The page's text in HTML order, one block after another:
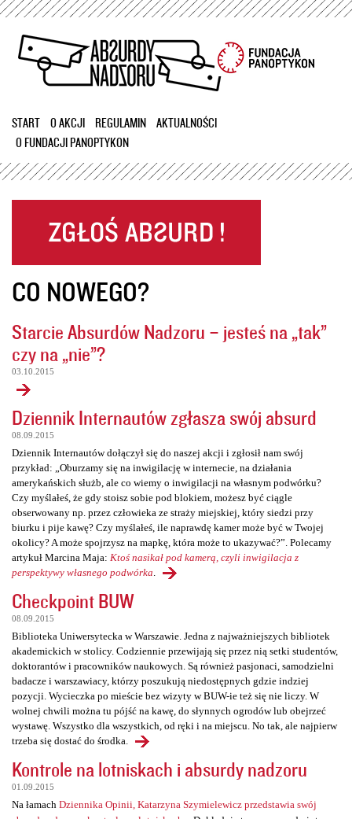
Przejdź
treści
START O AKCJI REGULAMIN
AKTUALNOŚCI
O FUNDACJI PANOPTYKON
CO NOWEGO?
Starcie Absurdów Nadzoru – jesteś na „tak”
czy na „nie”?
03.10.2015
Dziennik Internautów zgłasza swój absurd
08.09.2015
Dziennik Internautów dołączył się do naszej akcji i zgłosił nam swój
przykład: „Oburzamy się na inwigilację w internecie, na działania
amerykańskich służb, ale co wiemy o inwigilacji na własnym podwórku?
Czy myślałeś, że gdy stoisz sobie pod blokiem, możesz być ciągle
obserwowany np. przez człowieka ze straży miejskiej, który siedzi przy
biurku i pije kawę? Czy myślałeś, ile naprawdę kamer może być w Twojej
okolicy? A może spojrzysz na mapkę, która może to ukazywać?”. Polecamy
artykuł Marcina Maja: Ktoś nasikał pod kamerą, czyli inwigilacja z
perspektywy własnego podwórka
Checkpoint BUW
08.09.2015
Biblioteka Uniwersytecka w Warszawie. Jedna z najważniejszych bibliotek
akademickich w stolicy. Codziennie przewijają się przez nią setki studentów,
doktorantów i pracowników naukowych. Są również pasjonaci, samodzielni
badacze i warszawiacy, którzy poszukują niedostępnych gdzie indziej
pozycji. Wycieczka po mieście bez wizyty w BUW-ie też się nie liczy. W
wolnej chwili można tu pójść na kawę, do słynnych ogrodów lub obejrzeć
wystawę. Wszystko dla wszystkich, od ręki i na miejscu. No tak, ale najpierw
trzeba się dostać do środka.
Kontrole na lotniskach i absurdy nadzoru
01.09.2015
Na łamach Dziennika Opinii, Katarzyna Szymielewicz przedstawia swój